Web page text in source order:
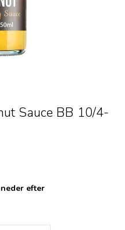
Sauce BB 10/4-
efter